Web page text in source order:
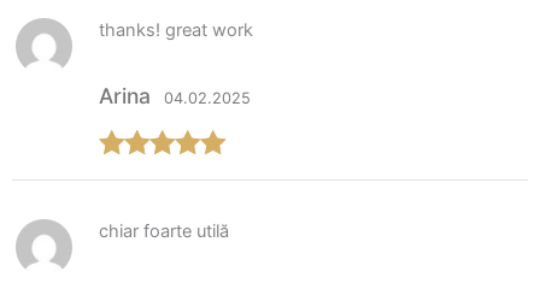
Evaluat la5
Arina 04.02.2025
thanks! great work
chiar foarte utilă